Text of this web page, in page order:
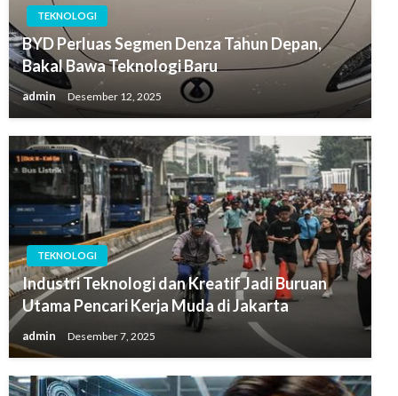
TEKNOLOGI
BYD Perluas Segmen Denza Tahun Depan,
Bakal Bawa Teknologi Baru
admin Desember 12, 2025
TEKNOLOGI
Industri Teknologi dan Kreatif Jadi Buruan
Utama Pencari Kerja Muda di Jakarta
admin Desember 7, 2025